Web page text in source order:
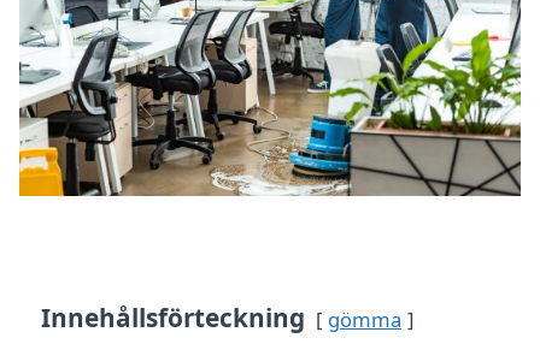
Innehållsförteckning gömma